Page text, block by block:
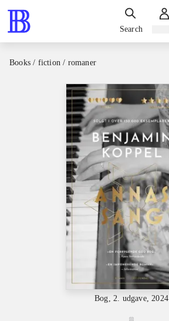
Search
Books / fiction / romaner
Bog, 2. udgave, 2024